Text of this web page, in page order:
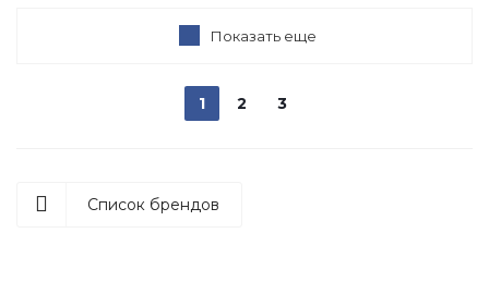
Показать еще
1 2 3
Список брендов